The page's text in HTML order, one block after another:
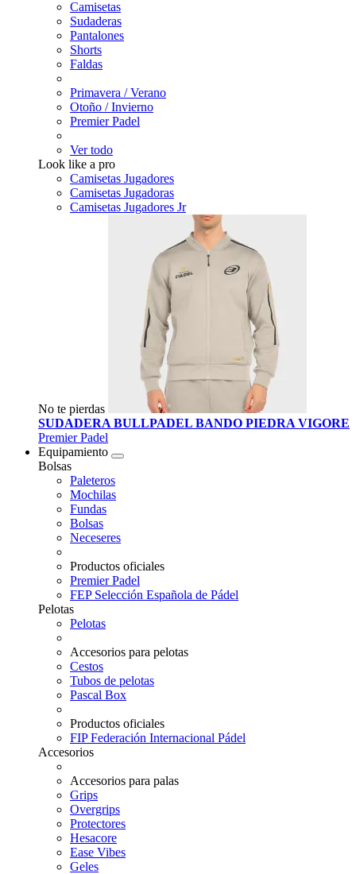
Camisetas
Sudaderas
Pantalones
Shorts
Faldas
Primavera / Verano
Otoño / Invierno
Premier Padel
Ver todo
Look like a pro
Camisetas Jugadores
Camisetas Jugadoras
Camisetas Jugadores Jr
No te pierdas
SUDADERA BULLPADEL BANDO PIEDRA VIGORE
Premier Padel
Equipamiento
Bolsas
Paleteros
Mochilas
Fundas
Bolsas
Neceseres
Productos oficiales
Premier Padel
FEP Selección Española de Pádel
Pelotas
Pelotas
Accesorios para pelotas
Cestos
Tubos de pelotas
Pascal Box
Productos oficiales
FIP Federación Internacional Pádel
Accesorios
Accesorios para palas
Grips
Overgrips
Protectores
Hesacore
Ease Vibes
Geles